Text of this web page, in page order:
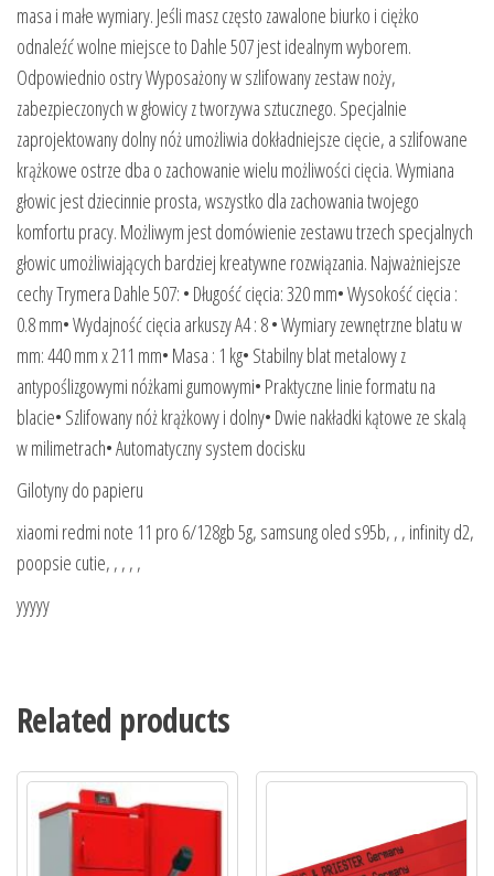
masa i małe wymiary. Jeśli masz często zawalone biurko i ciężko
odnaleźć wolne miejsce to Dahle 507 jest idealnym wyborem.
Odpowiednio ostry Wyposażony w szlifowany zestaw noży,
zabezpieczonych w głowicy z tworzywa sztucznego. Specjalnie
zaprojektowany dolny nóż umożliwia dokładniejsze cięcie, a szlifowane
krążkowe ostrze dba o zachowanie wielu możliwości cięcia. Wymiana
głowic jest dziecinnie prosta, wszystko dla zachowania twojego
komfortu pracy. Możliwym jest domówienie zestawu trzech specjalnych
głowic umożliwiających bardziej kreatywne rozwiązania. Najważniejsze
cechy Trymera Dahle 507: • Długość cięcia: 320 mm• Wysokość cięcia :
0.8 mm• Wydajność cięcia arkuszy A4 : 8 • Wymiary zewnętrzne blatu w
mm: 440 mm x 211 mm• Masa : 1 kg• Stabilny blat metalowy z
antypoślizgowymi nóżkami gumowymi• Praktyczne linie formatu na
blacie• Szlifowany nóż krążkowy i dolny• Dwie nakładki kątowe ze skalą
w milimetrach• Automatyczny system docisku
Gilotyny do papieru
xiaomi redmi note 11 pro 6/128gb 5g, samsung oled s95b, , , infinity d2,
poopsie cutie, , , , ,
yyyyy
Related products